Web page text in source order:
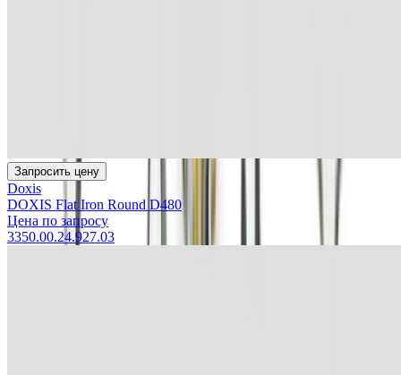
Запросить цену
Doxis
DOXIS Flat Iron Round D480
Цена по запросу
3350.00.24.927.03